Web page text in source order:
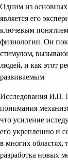
Одним из
является его
ключевым
физиологии. Он
стимулом,
людей, и как этот
развиваемым.
Исследования И.П.
понимания
что усиление
его укреплению и
в многих областях,
разработка новых